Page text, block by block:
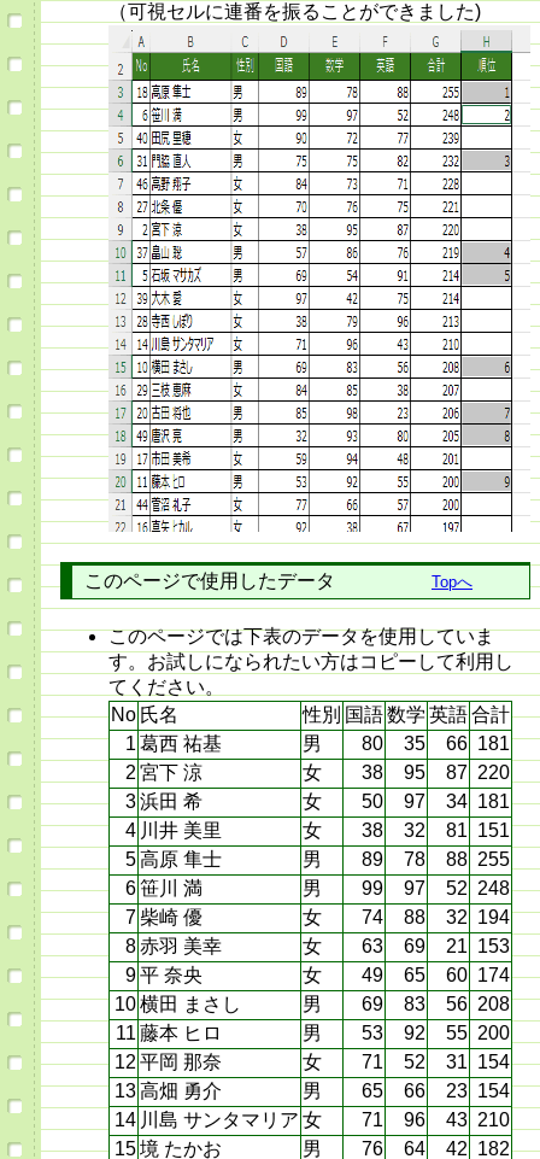
（可視セルに連番を振ることができました)
このページで使用したデータ Topへ
このページでは下表のデータを使用していま
す。お試しになられたい方はコピーして利用し
てください。
No 氏名 性別 国語数学 英語合計
1 葛西 祐基 男 80 35 66 181
2 宮下 涼 女 38 95 87 220
3浜田 希 女 50 97 34 181
4 川井 美里 女 38 32 81 151
5高原 隼士 男 89 78 88 255
6笹川 満 男 99 97 52 248
7柴崎 優 女 74 88 32 194
8赤羽 美幸 女 63 69 21 153
9平 奈央 女 49 65 60 174
10横田 まさし 男 69 83 56 208
11 藤本 ヒロ 男 53 92 55 200
12 平岡 那奈 女 71 52 31 154
13高畑 勇介 男 65 66 23 154
14 川島 サンタマリア 女 71 96 43 210
15境 たかお 男 76 64 42 182